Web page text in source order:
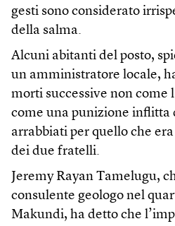
gesti sono considerato
della salma.
Alcuni abitanti del posto,
un amministratore locale,
morti successive non come
come una punizione inflitta
arrabbiati per quello che
dei due fratelli.
Jeremy Rayan Tamelugu,
consulente geologo nel
Makundi, ha detto che